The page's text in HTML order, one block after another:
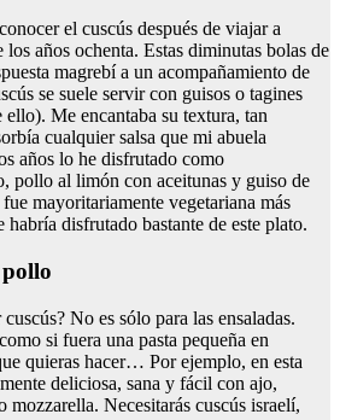
el cuscús después de viajar a
años ochenta. Estas diminutas bolas de
magrebí a un acompañamiento de
se suele servir con guisos o tagines
ello). Me encantaba su textura, tan
cualquier salsa que mi abuela
años lo he disfrutado como
pollo al limón con aceitunas y guiso de
mayoritariamente vegetariana más
habría disfrutado bastante de este plato.
pollo
No es sólo para las ensaladas.
si fuera una pasta pequeña en
quieras hacer… Por ejemplo, en esta
deliciosa, sana y fácil con ajo,
mozzarella. Necesitarás cuscús israelí,